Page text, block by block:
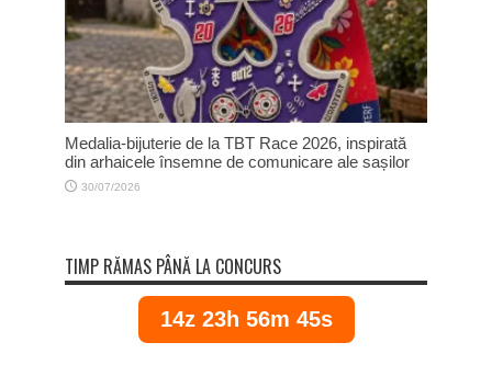
Medalia-bijuterie de la TBT Race 2026, inspirată
din arhaicele însemne de comunicare ale sașilor
30/07/2026
TIMP RĂMAS PÂNĂ LA CONCURS
14z 23h 56m 44s